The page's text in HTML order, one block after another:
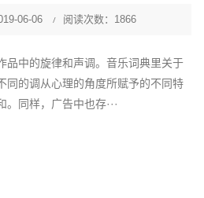
06-06 阅读次数：1866
品中的旋律和声调。音乐词典里关于
同的调从心理的角度所赋予的不同特
同样，广告中也存···